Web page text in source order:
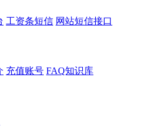
工资条短信 网站短信接口
充值账号 FAQ知识库